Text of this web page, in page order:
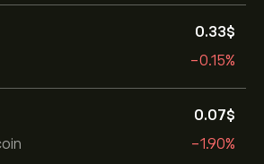
0.33‎$‎
-0.15%
0.07‎$‎
-1.90%